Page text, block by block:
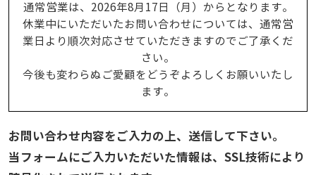
通常営業は、2026年8月17日（月）からとなります。
休業中にいただいたお問い合わせについては、通常営
業日より順次対応させていただきますのでご了承くだ
さい。
今後も変わらぬご愛顧をどうぞよろしくお願いいたし
ます。
お問い合わせ内容をご入力の上、送信して下さい。
当フォームにご入力いただいた情報は、SSL技術により